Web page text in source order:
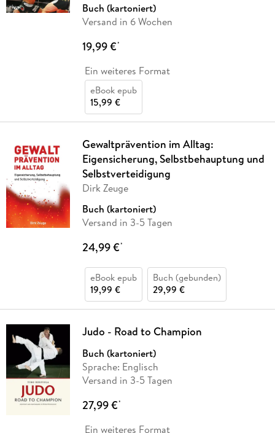
Buch (kartoniert)
Versand in 6 Wochen
19,99 €*
Ein weiteres Format
eBook epub
15,99 €
Gewaltprävention im Alltag:
Eigensicherung, Selbstbehauptung und
Selbstverteidigung
Dirk Zeuge
Buch (kartoniert)
Versand in 3-5 Tagen
24,99 €*
eBook epub
19,99 €
Buch (gebunden)
29,99 €
Judo - Road to Champion
Buch (kartoniert)
Sprache: Englisch
Versand in 3-5 Tagen
27,99 €*
Ein weiteres Format